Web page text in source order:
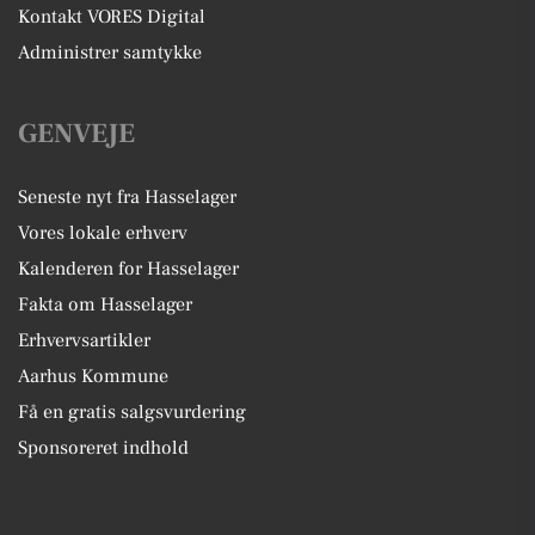
Kontakt VORES Digital
Administrer samtykke
GENVEJE
Seneste nyt fra Hasselager
Vores lokale erhverv
Kalenderen for Hasselager
Fakta om Hasselager
Erhvervsartikler
Aarhus Kommune
Få en gratis salgsvurdering
Sponsoreret indhold